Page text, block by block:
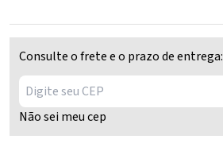
Consulte o frete e o prazo de entrega:
Não sei meu cep